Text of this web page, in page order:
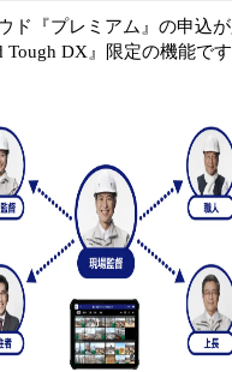
『プレミアム』の申込が
DX』限定の機能です